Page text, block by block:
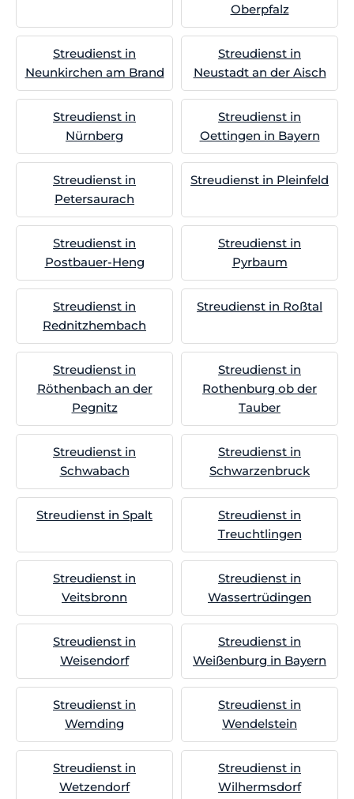
Oberpfalz
Streudienst in
Neunkirchen am Brand
Streudienst in
Neustadt an der Aisch
Streudienst in
Nürnberg
Streudienst in
Oettingen in Bayern
Streudienst in
Petersaurach
Streudienst in Pleinfeld
Streudienst in
Postbauer-Heng
Streudienst in
Pyrbaum
Streudienst in
Rednitzhembach
Streudienst in Roßtal
Streudienst in
Röthenbach an der
Pegnitz
Streudienst in
Rothenburg ob der
Tauber
Streudienst in
Schwabach
Streudienst in
Schwarzenbruck
Streudienst in Spalt
Streudienst in
Treuchtlingen
Streudienst in
Veitsbronn
Streudienst in
Wassertrüdingen
Streudienst in
Weisendorf
Streudienst in
Weißenburg in Bayern
Streudienst in
Wemding
Streudienst in
Wendelstein
Streudienst in
Wetzendorf
Streudienst in
Wilhermsdorf